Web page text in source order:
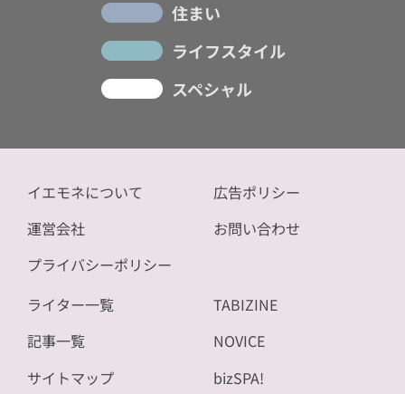
住まい
ライフスタイル
スペシャル
イエモネについて
運営会社
プライバシーポリシー
広告ポリシー
お問い合わせ
ライター一覧
記事一覧
サイトマップ
TABIZINE
NOVICE
bizSPA!